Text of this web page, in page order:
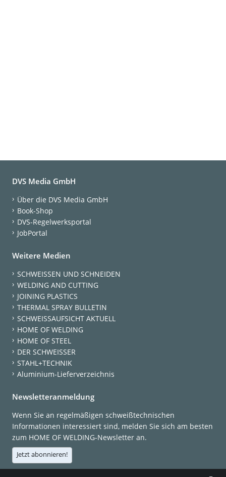
DVS Media GmbH
Über die DVS Media GmbH
Book-Shop
DVS-Regelwerksportal
JobPortal
Weitere Medien
SCHWEISSEN UND SCHNEIDEN
WELDING AND CUTTING
JOINING PLASTICS
THERMAL SPRAY BULLETIN
SCHWEISSAUFSICHT AKTUELL
HOME OF WELDING
HOME OF STEEL
DER SCHWEISSER
STAHL+TECHNIK
Aluminium-Lieferverzeichnis
Newsletteranmeldung
Wenn Sie an regelmäßigen schweißtechnischen
Informationen interessiert sind, melden Sie sich am besten
zum HOME OF WELDING-Newsletter an.
Jetzt abonnieren!